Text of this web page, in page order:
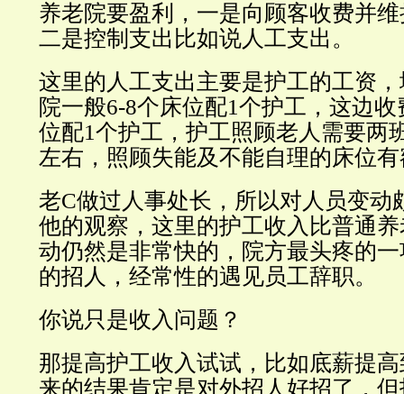
养老院要盈利，一是向顾客收费并
二是控制支出比如说人工支出。
这里的人工支出主要是护工的工资
院一般6-8个床位配1个护工，这边
位配1个护工，护工照顾老人需要两
左右，照顾失能及不能自理的床位
老C做过人事处长，所以对人员变动
他的观察，这里的护工收入比普通
动仍然是非常快的，院方最头疼的
的招人，经常性的遇见员工辞职。
你说只是收入问题？
那提高护工收入试试，比如底薪提
来的结果肯定是对外招人好招了，